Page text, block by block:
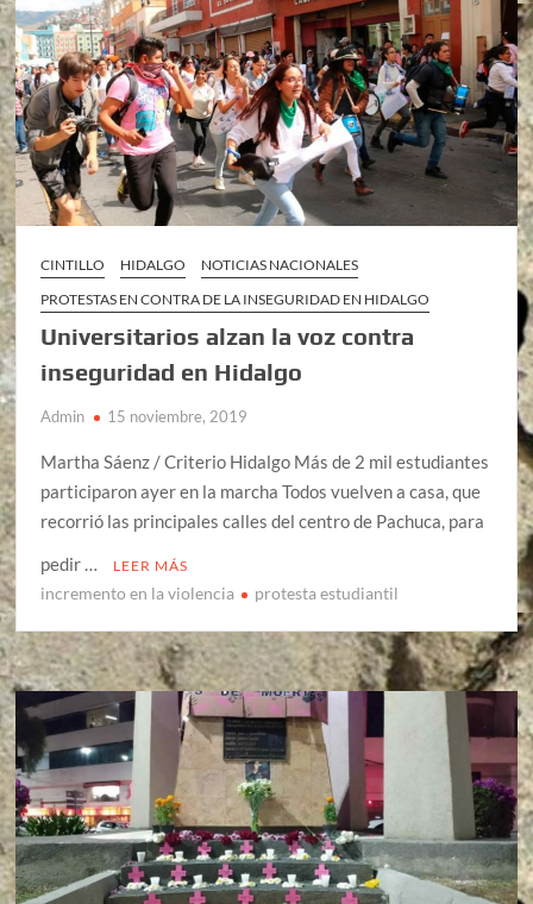
CINTILLO HIDALGO
NOTICIAS NACIONALES
PROTESTAS EN CONTRA DE LA INSEGURIDAD EN HIDALGO
Universitarios alzan la voz contra
inseguridad en Hidalgo
Admin 15 noviembre, 2019
Martha Sáenz / Criterio Hidalgo Más de 2 mil estudiantes
participaron ayer en la marcha Todos vuelven a casa, que
recorrió las principales calles del centro de Pachuca, para
pedir …
LEER MÁS
incremento en la violencia protesta estudiantil